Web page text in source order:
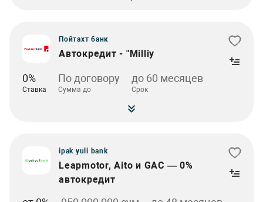
Пойтахт банк
Автокредит - "Milliy
0%
Ставка
По договору
Сумма до
до 60 месяцев
Срок
ipak yuli bank
Leapmotor, Aito и GAC — 0%
автокредит